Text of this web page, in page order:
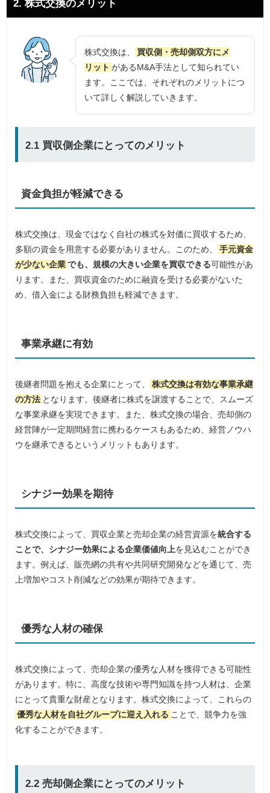
2. 株式交換のメリット
株式交換は、
買収側・売却側双方にメ
リット があるM&A手法として知られてい
ます。ここでは、それぞれのメリットにつ
いて詳しく解説していきます。
2.1 買収側企業にとってのメリット
資金負担が軽減できる
株式交換は、現金ではなく自社の株式を対価に買収するため、
多額の資金を用意する必要がありません。このため、
手元資金
が少ない企業でも、規模の大きい企業を買収できる可能性があ
ります。また、買収資金のために融資を受ける必要がないた
め、借入金による財務負担も軽減できます。
事業承継に有効
後継者問題を抱える企業にとって、
株式交換は有効な事業承継
の方法 となります。後継者に株式を譲渡することで、スムーズ
な事業承継を実現できます。また、株式交換の場合、売却側の
経営陣が一定期間経営に携わるケースもあるため、経営ノウハ
ウを継承できるというメリットもあります。
シナジー効果を期待
株式交換によって、買収企業と売却企業の経営資源を統合する
ことで、シナジー効果による企業価値向上を見込むことができ
ます。例えば、販売網の共有や共同研究開発などを通じて、売
上増加やコスト削減などの効果が期待できます。
優秀な人材の確保
株式交換によって、売却企業の優秀な人材を獲得できる可能性
があります。特に、高度な技術や専門知識を持つ人材は、企業
にとって貴重な財産となります。株式交換によって、これらの
優秀な人材を自社グループに迎え入れる ことで、競争力を強
化することができます。
2.2 売却側企業にとってのメリット